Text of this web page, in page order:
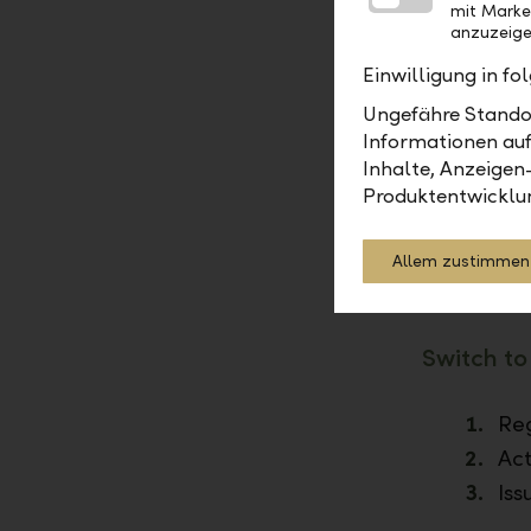
Switch
mit
Einwilligung in
Ungefähre
Informationen
Inhalte,
Allem zustimmen